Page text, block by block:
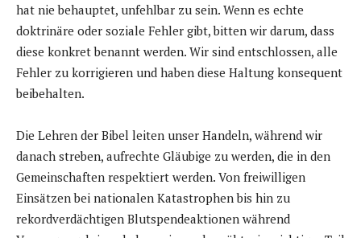
hat nie behauptet, unfehlbar zu sein. Wenn es echte
doktrinäre oder soziale Fehler gibt, bitten wir darum, dass
diese konkret benannt werden. Wir sind entschlossen, alle
Fehler zu korrigieren und haben diese Haltung konsequent
beibehalten.
Die Lehren der Bibel leiten unser Handeln, während wir
danach streben, aufrechte Gläubige zu werden, die in den
Gemeinschaften respektiert werden. Von freiwilligen
Einsätzen bei nationalen Katastrophen bis hin zu
rekordverdächtigen Blutspendeaktionen während